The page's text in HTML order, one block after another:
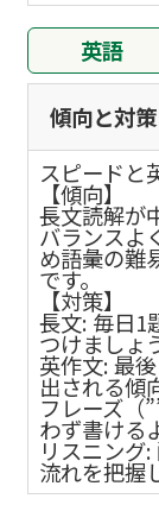
英語
傾向と対策
スピードと
【傾向】
長文読解が
バランスよ
め語彙の難
です。
【対策】
長文: 毎日1
つけましょ
英作文: 最
出される傾
フレーズ（
わず書ける
リスニング
流れを把握